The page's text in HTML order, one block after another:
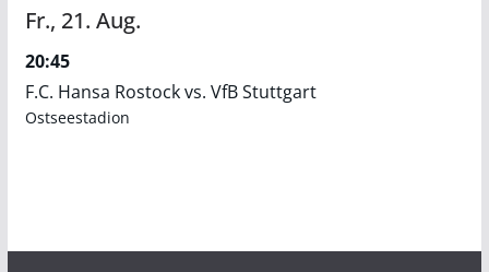
Fr., 21. Aug.
20:45
F.C. Hansa Rostock vs. VfB Stuttgart
Ostseestadion